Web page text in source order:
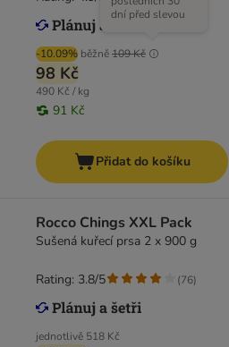
-10.09% běžně109 Kč
dní před slevou
98 Kč
490 Kč / kg
91 Kč
Přidat do košíku
Rocco Chings XXL Pack
Sušená kuřecí prsa 2 x 900 g
jednotlivě 518 Kč
Rating: 3.8/5 (76)